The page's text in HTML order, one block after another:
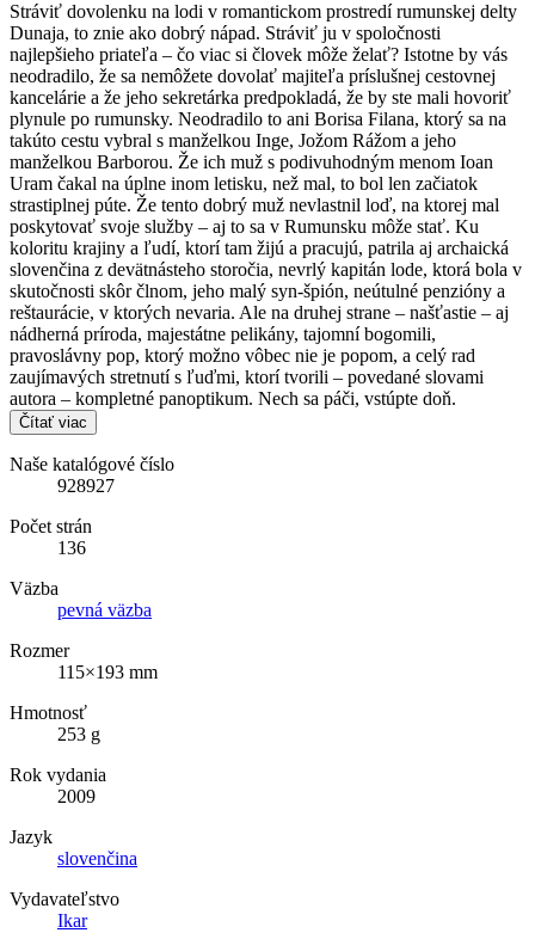
Stráviť dovolenku na lodi v romantickom prostredí rumunskej delty
Dunaja, to znie ako dobrý nápad. Stráviť ju v spoločnosti
najlepšieho priateľa – čo viac si človek môže želať? Istotne by vás
neodradilo, že sa nemôžete dovolať majiteľa príslušnej cestovnej
kancelárie a že jeho sekretárka predpokladá, že by ste mali hovoriť
plynule po rumunsky. Neodradilo to ani Borisa Filana, ktorý sa na
takúto cestu vybral s manželkou Inge, Jožom Rážom a jeho
manželkou Barborou. Že ich muž s podivuhodným menom Ioan
Uram čakal na úplne inom letisku, než mal, to bol len začiatok
strastiplnej púte. Že tento dobrý muž nevlastnil loď, na ktorej mal
poskytovať svoje služby – aj to sa v Rumunsku môže stať. Ku
koloritu krajiny a ľudí, ktorí tam žijú a pracujú, patrila aj archaická
slovenčina z devätnásteho storočia, nevrlý kapitán lode, ktorá bola v
skutočnosti skôr člnom, jeho malý syn-špión, neútulné penzióny a
reštaurácie, v ktorých nevaria. Ale na druhej strane – našťastie – aj
nádherná príroda, majestátne pelikány, tajomní bogomili,
pravoslávny pop, ktorý možno vôbec nie je popom, a celý rad
zaujímavých stretnutí s ľuďmi, ktorí tvorili – povedané slovami
autora – kompletné panoptikum. Nech sa páči, vstúpte doň.
Čítať viac
Naše katalógové číslo
928927
Počet strán
136
Väzba
pevná väzba
Rozmer
115×193 mm
Hmotnosť
253 g
Rok vydania
2009
Jazyk
slovenčina
Vydavateľstvo
Ikar